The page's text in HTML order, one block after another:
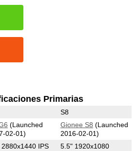
Primarias
S8
(Launched
02-01)
Gionee S8 (Launched
2016-02-01)
IPS
5.5" 1920x1080